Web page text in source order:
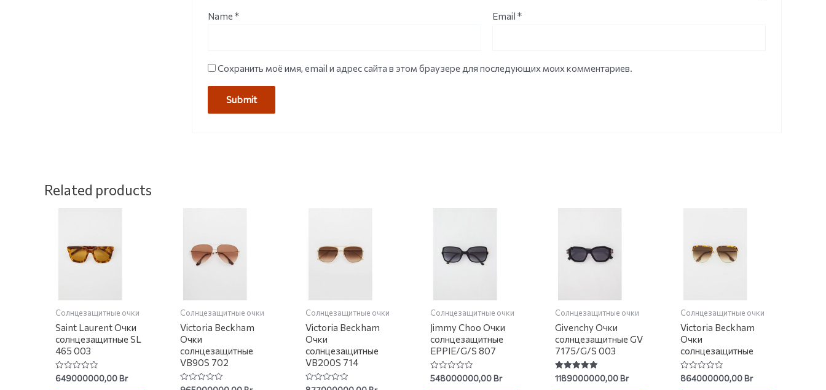
Name* Email*
Сохранить моё имя, email и адрес сайта в этом браузере для последующих моих комментариев.
Related products
Солнцезащитные очки
Saint Laurent Очки
солнцезащитные SL
465 003
Rated
0
649000000,00Br
Солнцезащитные очки
Victoria Beckham
Очки
солнцезащитные
VB90S 702
Rated
Солнцезащитные очки
Victoria Beckham
Очки
солнцезащитные
VB200S 714
Rated
Солнцезащитные очки
Jimmy Choo Очки
солнцезащитные
EPPIE/G/S 807
Rated
0
548000000,00Br
Солнцезащитные очки
Givenchy Очки
солнцезащитные GV
7175/G/S 003
Rated
5.00
1189000000,00Br
Солнцезащитные очки
Victoria Beckham
Очки
солнцезащитные
Rated
0
864000000,00Br